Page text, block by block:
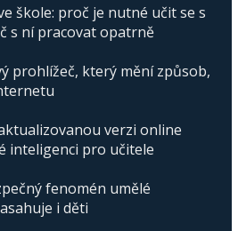
škole: proč je nutné učit se s
s ní pracovat opatrně
prohlížeč, který mění způsob,
verzi online
inteligenci pro učitele
fenomén umělé
i děti